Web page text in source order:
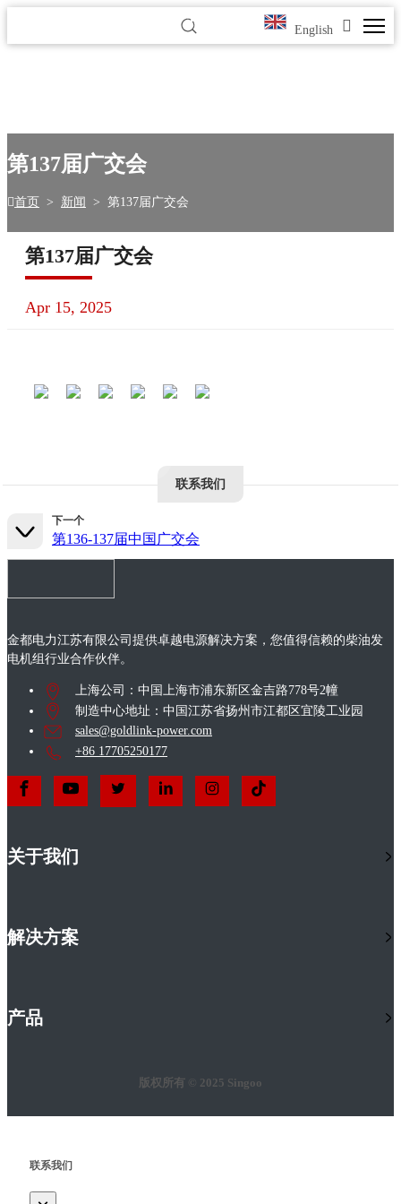
English
第137届广交会
首页 > 新闻 > 第137届广交会
第137届广交会
Apr 15, 2025
联系我们
下一个
第136-137届中国广交会
金都电力江苏有限公司提供卓越电源解决方案，您值得信赖的柴油发
电机组行业合作伙伴。
上海公司：中国上海市浦东新区金吉路778号2幢
制造中心地址：中国江苏省扬州市江都区宜陵工业园
sales@goldlink-power.com
+86 17705250177
关于我们
解决方案
产品
版权所有 © 2025 Singoo
联系我们